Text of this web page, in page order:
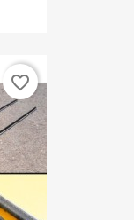
favorite_border